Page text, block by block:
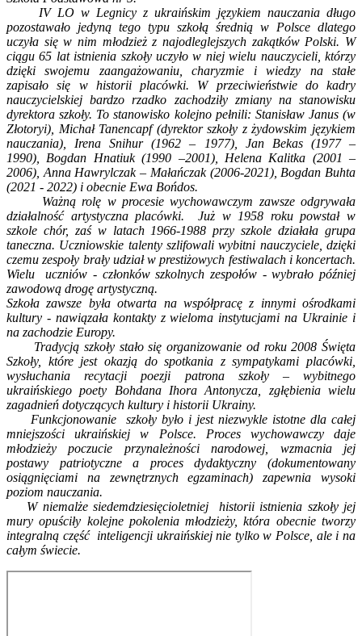
IV LO w Legnicy z ukraińskim językiem nauczania długo
pozostawało jedyną tego typu szkołą średnią w Polsce dlatego
uczyła się w nim młodzież z najodleglejszych zakątków Polski. W
ciągu 65 lat istnienia szkoły uczyło w niej wielu nauczycieli, którzy
dzięki swojemu zaangażowaniu, charyzmie i wiedzy na stałe
zapisało się w historii placówki. W przeciwieństwie do kadry
nauczycielskiej bardzo rzadko zachodziły zmiany na stanowisku
dyrektora szkoły. To stanowisko kolejno pełnili: Stanisław Janus (w
Złotoryi), Michał Tanencapf (dyrektor szkoły z żydowskim językiem
nauczania), Irena Snihur (1962 –
1977), Jan Bekas (1977 –
1990), Bogdan Hnatiuk (1990 –2001), Helena Kalitka (2001 –
2006), Anna Hawrylczak – Małańczak (2006-2021), Bogdan Buhta
(2021 - 2022) i obecnie Ewa Bońdos.
Ważną rolę w procesie wychowawczym zawsze odgrywała
działalność artystyczna placówki. Już w 1958 roku powstał w
szkole chór, zaś w latach 1966-1988 przy szkole działała grupa
taneczna. Uczniowskie talenty szlifowali wybitni nauczyciele, dzięki
czemu zespoły brały udział w prestiżowych festiwalach i koncertach.
Wielu uczniów - członków szkolnych zespołów - wybrało później
zawodową drogę artystyczną.
Szkoła zawsze była otwarta na współpracę z innymi ośrodkami
kultury - nawiązała kontakty z wieloma instytucjami na Ukrainie i
na zachodzie Europy.
Tradycją szkoły stało się organizowanie od roku 2008 Święta
Szkoły, które jest okazją do spotkania z sympatykami placówki,
wysłuchania recytacji poezji patrona szkoły – wybitnego
ukraińskiego poety Bohdana Ihora Antonycza, zgłębienia wielu
zagadnień dotyczących kultury i historii Ukrainy.
Funkcjonowanie szkoły było i jest niezwykle istotne dla całej
mniejszości ukraińskiej w Polsce. Proces wychowawczy daje
młodzieży poczucie przynależności narodowej, wzmacnia jej
postawy patriotyczne a proces dydaktyczny (dokumentowany
osiągnięciami na zewnętrznych egzaminach) zapewnia wysoki
poziom nauczania.
W niemalże siedemdziesięcioletniej historii istnienia szkoły jej
mury opuściły kolejne pokolenia młodzieży, która obecnie tworzy
integralną część inteligencji ukraińskiej nie tylko w Polsce, ale i na
całym świecie.